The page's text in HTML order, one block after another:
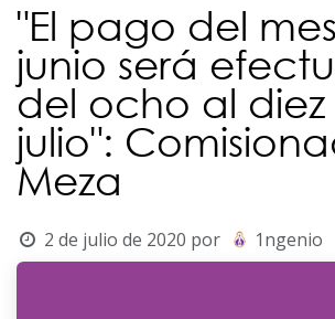
"El pago del
junio será
del ocho al
julio":
Meza
2 de julio de 2020 por 1ngenio